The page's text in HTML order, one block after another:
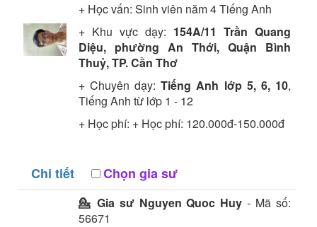
+ Học vấn: Sinh viên năm 4Tiếng Anh
+ Khu vực dạy: 154A/11 Trần Quang
Diệu, phường An Thới, Quận Bình
Thuỷ, TP. Cần Thơ
+ Chuyên dạy:Tiếng Anh lớp 5, 6, 10,
Tiếng Anh từ lớp 1 - 12
+ Học phí: + Học phí: 120.000đ-150.000đ
Chi tiết Chọn gia sư
💁 Gia sư Nguyen Quoc Huy - Mã số:
56671